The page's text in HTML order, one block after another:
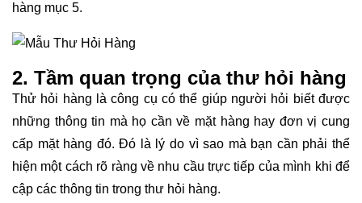
hàng mục 5.
2. Tầm quan trọng của thư hỏi hàng
Thử hỏi hàng là công cụ có thể giúp người hỏi biết được
những thông tin mà họ cần về mặt hàng hay đơn vị cung
cấp mặt hàng đó. Đó là lý do vì sao mà bạn cần phải thể
hiện một cách rõ ràng về nhu cầu trực tiếp của mình khi để
cập các thông tin trong thư hỏi hàng.